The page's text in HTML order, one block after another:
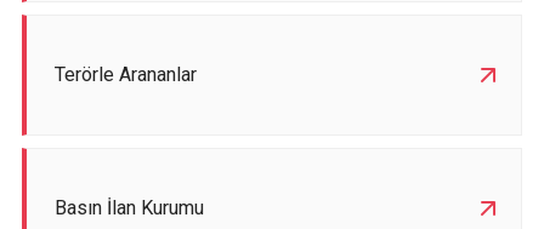
Terörle Arananlar
Basın İlan Kurumu